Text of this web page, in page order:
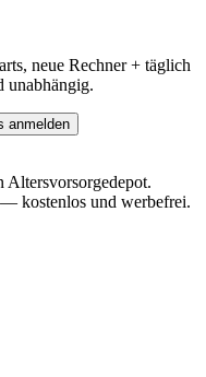
neue Rechner + täglich
anmelden
Altersvorsorgedepot.
kostenlos und werbefrei.